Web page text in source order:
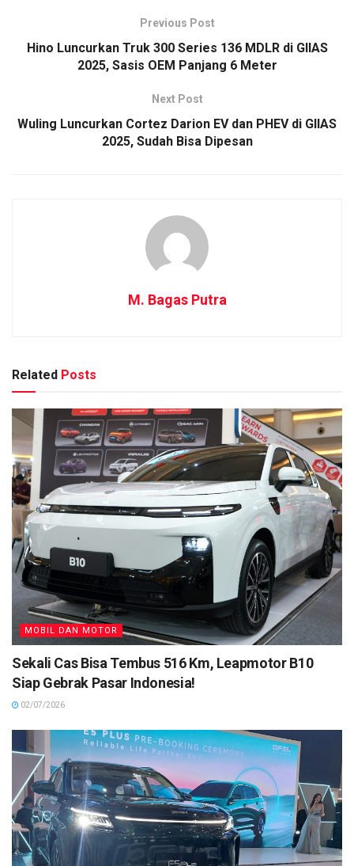
Previous Post
Hino Luncurkan Truk 300 Series 136 MDLR di GIIAS
2025, Sasis OEM Panjang 6 Meter
Next Post
Wuling Luncurkan Cortez Darion EV dan PHEV di GIIAS
2025, Sudah Bisa Dipesan
M. Bagas Putra
Related Posts
MOBIL DAN MOTOR
Sekali Cas Bisa Tembus 516 Km, Leapmotor B10
Siap Gebrak Pasar Indonesia!
02/07/2026